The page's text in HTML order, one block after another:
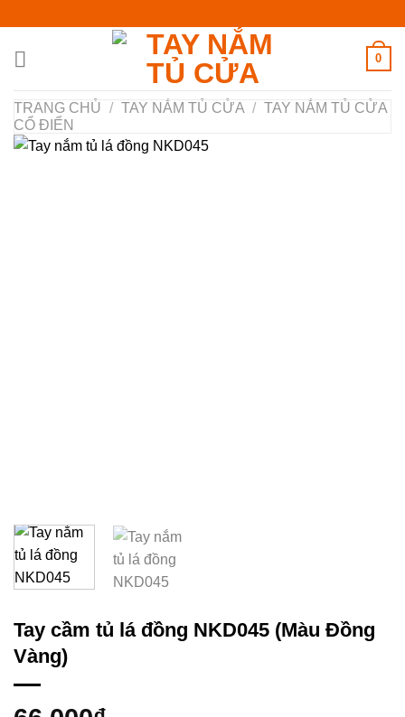
nội
0
TRANG CHỦ / TAY NẮM TỦ CỬA / TAY NẮM TỦ CỬA
CỔ ĐIỂN
Tay cầm tủ lá đồng NKD045 (Màu Đồng
Vàng)